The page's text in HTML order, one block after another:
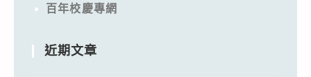
百年校慶專網
近期文章